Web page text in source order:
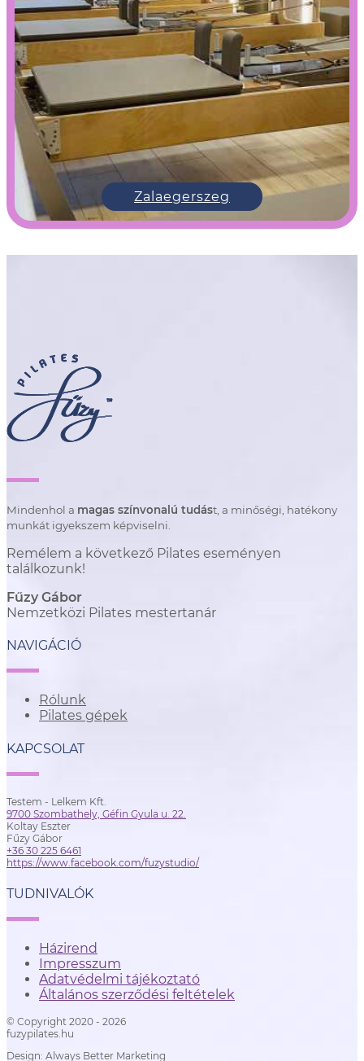
Zalaegerszeg
Mindenhol a magas színvonalú tudást, a minőségi, hatékony
munkát igyekszem képviselni.
Remélem a következő Pilates eseményen
találkozunk!
Fűzy Gábor
Nemzetközi Pilates mestertanár
NAVIGÁCIÓ
Rólunk
Pilates gépek
KAPCSOLAT
Testem - Lelkem Kft.
9700 Szombathely, Géfin Gyula u. 22.
Koltay Eszter
Fűzy Gábor
+36 30 225 6461
https://www.facebook.com/fuzystudio/
TUDNIVALÓK
Házirend
Impresszum
Adatvédelmi tájékoztató
Általános szerződési feltételek
© Copyright 2020 - 2026
fuzypilates.hu
Design: Always Better Marketing